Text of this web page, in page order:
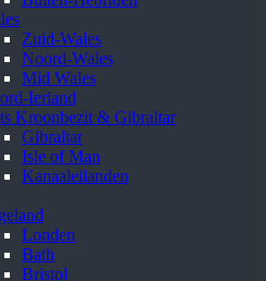
Zuid-Wales
Noord-Wales
Mid Wales
Ierland
Kroonbezit & Gibraltar
Gibraltar
Isle of Man
Kanaaleilanden
Londen
Bath
Bristol